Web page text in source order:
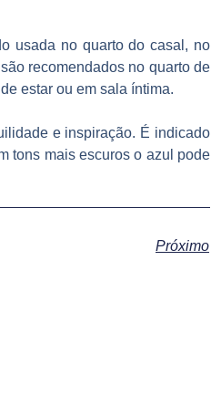
usada no quarto do casal, no
recomendados no quarto de
estar ou em sala íntima.
e inspiração. É indicado
tons mais escuros o azul pode
Próximo